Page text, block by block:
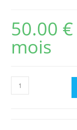
50.00 €
mois